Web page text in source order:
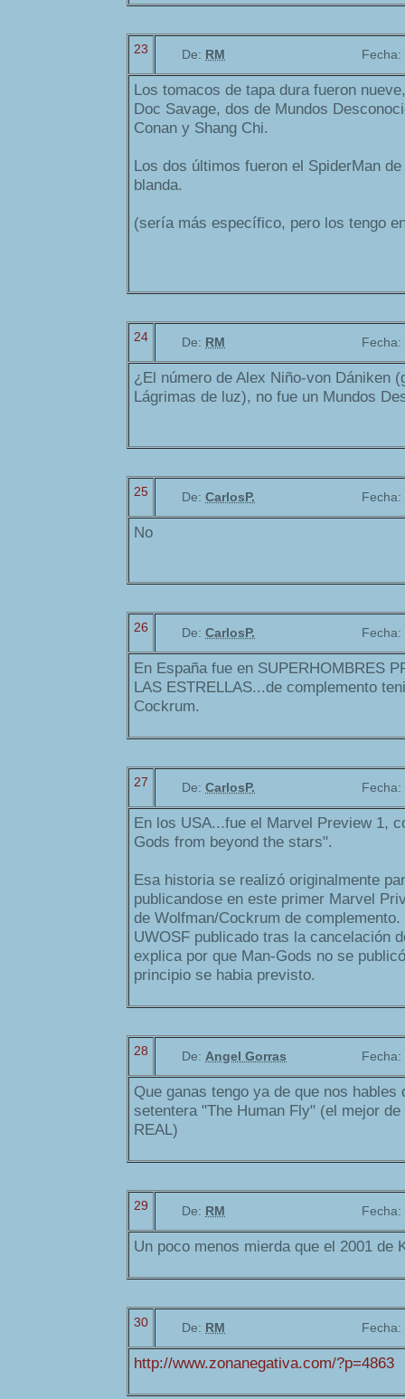
23 De: RM Fecha:
Los tomacos de tapa dura fueron
Doc Savage, dos de Mundos
Conan y Shang Chi.
Los dos últimos fueron el SpiderMan
blanda.
(sería más específico, pero los tengo
24 De: RM Fecha:
¿El número de Alex Niño-von Dániken
Lágrimas de luz), no fue un Mundos
25 De: CarlosP. Fecha:
No
26 De: CarlosP. Fecha:
En España fue en SUPERHOMBRES
LAS ESTRELLAS...de complemento
Cockrum.
27 De: CarlosP. Fecha:
En los USA...fue el Marvel Preview 1,
Gods from beyond the stars".
Esa historia se realizó originalmente
publicandose en este primer Marvel
de Wolfman/Cockrum de
UWOSF publicado tras la cancelación
explica por que Man-Gods no se
principio se habia previsto.
28 De: Angel Gorras Fecha:
Que ganas tengo ya de que nos hables
setentera "The Human Fly" (el mejor
REAL)
29 De: RM Fecha:
Un poco menos mierda que el 2001 de
30 De: RM Fecha:
http://www.zonanegativa.com/?p=4863